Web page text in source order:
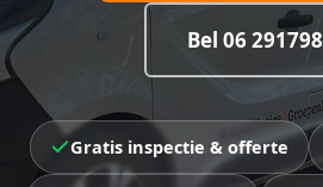
Bel 06
Gratis inspectie & offerte